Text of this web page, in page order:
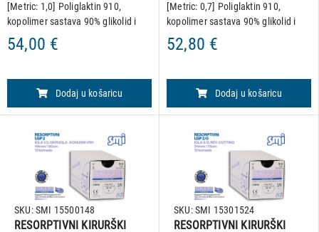
[Metric: 1,0] Poliglaktin 910,
kopolimer sastava 90% glikolid i
10% L-laktid. Igla: 1/2, revers
cutting, 17 mm • Hidrolitičko
54,00 €
Dodaj u košaricu
[Metric: 0,7] Poliglaktin 910,
kopolimer sastava 90% glikolid i
10% L-laktid. Igla: 1/2, revers
cutting, 16 mm • Hidrolitičko
52,80 €
Dodaj u košaricu
RESORPTIVNI KIRURŠKI
SKU: SMI 15500148
RESORPTIVNI KIRURŠKI
SKU: SMI 15301524